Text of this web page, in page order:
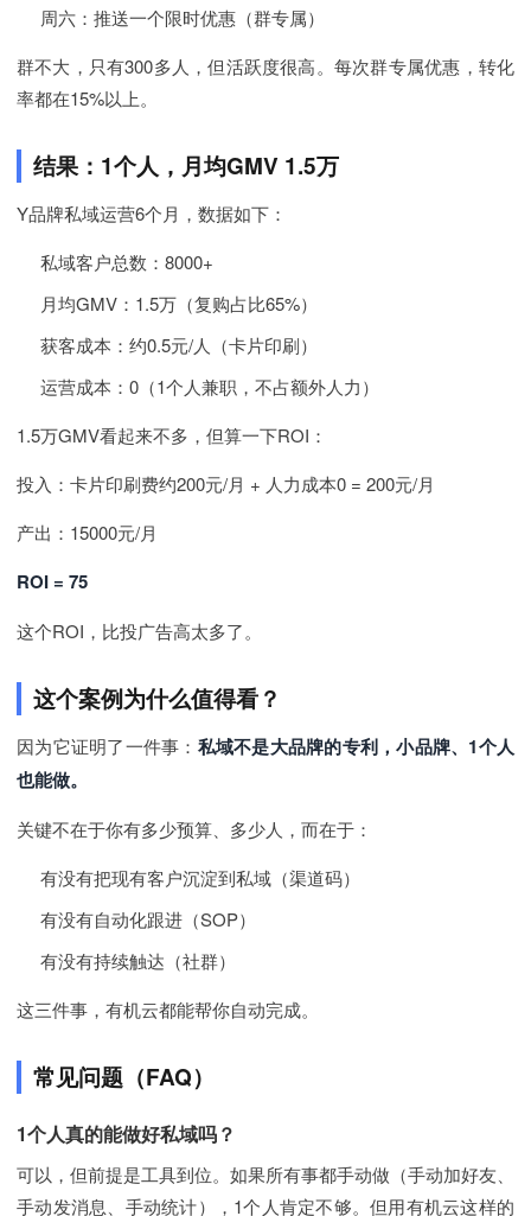
周六：推送一个限时优惠（群专属）
群不大，只有300多人，但活跃度很高。每次群专属优惠，转化
率都在15%以上。
结果：1个人，月均GMV 1.5万
Y品牌私域运营6个月，数据如下：
私域客户总数：8000+
月均GMV：1.5万（复购占比65%）
获客成本：约0.5元/人（卡片印刷）
运营成本：0（1个人兼职，不占额外人力）
1.5万GMV看起来不多，但算一下ROI：
投入：卡片印刷费约200元/月 + 人力成本0 = 200元/月
产出：15000元/月
ROI = 75
这个ROI，比投广告高太多了。
这个案例为什么值得看？
因为它证明了一件事： 私域不是大品牌的专利，小品牌、1个人
也能做。
关键不在于你有多少预算、多少人，而在于：
有没有把现有客户沉淀到私域（渠道码）
有没有自动化跟进（SOP）
有没有持续触达（社群）
这三件事，有机云都能帮你自动完成。
常见问题（FAQ）
1个人真的能做好私域吗？
可以，但前提是工具到位。如果所有事都手动做（手动加好友、
手动发消息、手动统计），1个人肯定不够。但用有机云这样的